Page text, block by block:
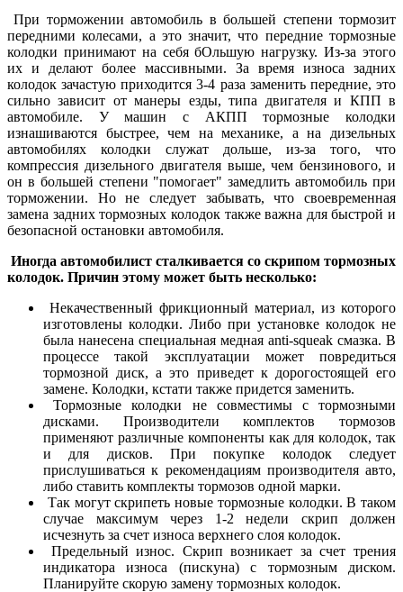
При торможении автомобиль в большей степени тормозит
передними колесами, а это значит, что передние тормозные
колодки принимают на себя бОльшую нагрузку. Из-за этого
их и делают более массивными. За время износа задних
колодок зачастую приходится 3-4 раза заменить передние, это
сильно зависит от манеры езды, типа двигателя и КПП в
автомобиле. У машин с АКПП тормозные колодки
изнашиваются быстрее, чем на механике, а на дизельных
автомобилях колодки служат дольше, из-за того, что
компрессия дизельного двигателя выше, чем бензинового, и
он в большей степени "помогает" замедлить автомобиль при
торможении. Но не следует забывать, что своевременная
замена задних тормозных колодок также важна для быстрой и
безопасной остановки автомобиля.
Иногда автомобилист сталкивается со скрипом тормозных
колодок. Причин этому может быть несколько:
Некачественный фрикционный материал, из которого
изготовлены колодки. Либо при установке колодок не
была нанесена специальная медная anti-squeak смазка. В
процессе такой эксплуатации может повредиться
тормозной диск, а это приведет к дорогостоящей его
замене. Колодки, кстати также придется заменить.
Тормозные колодки не совместимы с тормозными
дисками. Производители комплектов тормозов
применяют различные компоненты как для колодок, так
и для дисков. При покупке колодок следует
прислушиваться к рекомендациям производителя авто,
либо ставить комплекты тормозов одной марки.
Так могут скрипеть новые тормозные колодки. В таком
случае максимум через 1-2 недели скрип должен
исчезнуть за счет износа верхнего слоя колодок.
Предельный износ. Скрип возникает за счет трения
индикатора износа (пискуна) с тормозным диском.
Планируйте скорую замену тормозных колодок.